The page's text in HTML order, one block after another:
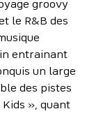
groovy
le R&B des
entrainant
un large
des pistes
», quant